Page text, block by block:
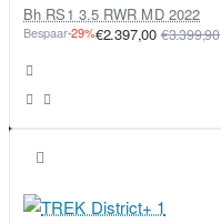
Bh RS1 3.5 RWR MD 2022
Bespaar-29%€2.397,00 €3.399,90